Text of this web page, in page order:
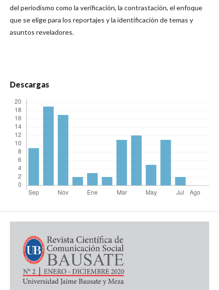
del periodismo como la verificación, la contrastación, el enfoque
que se elige para los reportajes y la identificación de temas y
asuntos reveladores.
Descargas